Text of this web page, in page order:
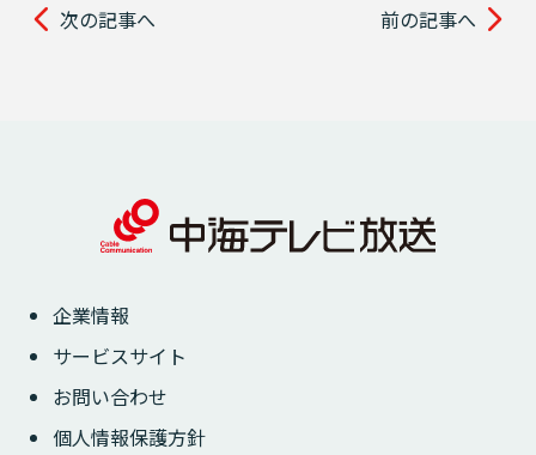
次の記事へ 前の記事へ
企業情報
サービスサイト
お問い合わせ
個人情報保護方針